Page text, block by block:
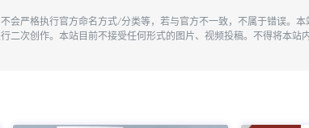
会严格执行官方命名方式/分类等，若与官方不一致，不属于错误。
二次创作。本站目前不接受任何形式的图片、视频投稿。不得将本